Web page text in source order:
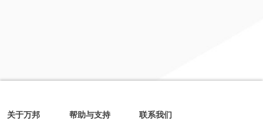
关于万邦 帮助与支持 联系我们